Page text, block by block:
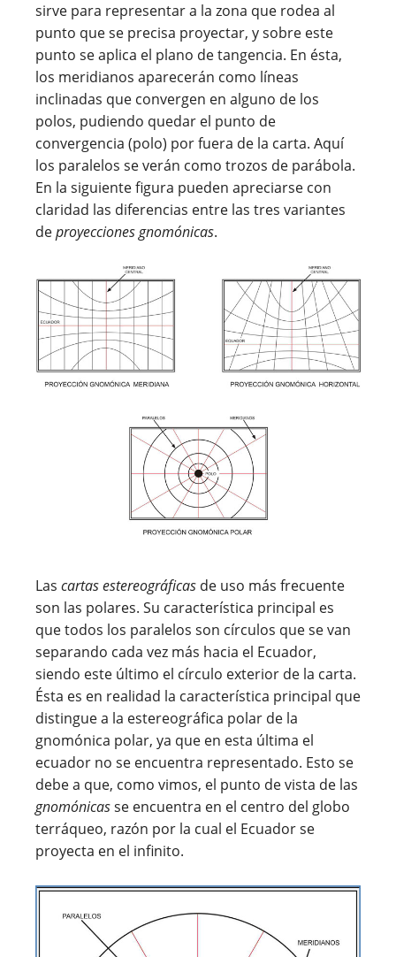
sirve para representar a la zona que rodea al
punto que se precisa proyectar, y sobre este
punto se aplica el plano de tangencia. En ésta,
los meridianos aparecerán como líneas
inclinadas que convergen en alguno de los
polos, pudiendo quedar el punto de
convergencia (polo) por fuera de la carta. Aquí
los paralelos se verán como trozos de parábola.
En la siguiente figura pueden apreciarse con
claridad las diferencias entre las tres variantes
deproyecciones gnomónicas.
Las cartas estereográficas de uso más frecuente
son las polares. Su característica principal es
que todos los paralelos son círculos que se van
separando cada vez más hacia el Ecuador,
siendo este último el círculo exterior de la carta.
Ésta es en realidad la característica principal que
distingue a la estereográfica polar de la
gnomónica polar, ya que en esta última el
ecuador no se encuentra representado. Esto se
debe a que, como vimos, el punto de vista de las
gnomónicasse encuentra en el centro del globo
terráqueo, razón por la cual el Ecuador se
proyecta en el infinito.